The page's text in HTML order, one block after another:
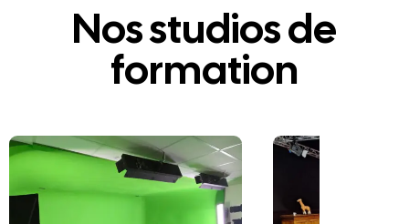
Nos studios de
formation